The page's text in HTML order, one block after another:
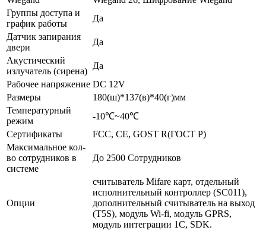
Группы доступа и
график работы
Да
Датчик запирания
двери
Да
Акустический
излучатель (сирена)
Да
Рабочее напряжение DC 12V
Размеры
180(ш)*137(в)*40(г)мм
Температурный
режим
-10℃~40℃
Сертификаты
FCC, CE, GOST R(ГОСТ Р)
Максимальное кол-
во сотрудников в
системе
До 2500 Сотрудников
Опции
считыватель Mifare карт, отдельный
исполнительный контроллер (SC011),
дополнительный считыватель на выход
(T5S), модуль Wi-fi, модуль GPRS,
модуль интеграции 1С, SDK.